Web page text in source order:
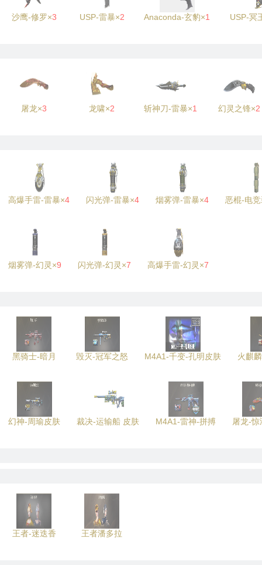
沙鹰-修罗×3 USP-雷暴×2 Anaconda-玄豹×1 USP-冥
屠龙×3 龙啸×2 斩神刀-雷暴×1 幻灵之锋×2
高爆手雷-雷暴×4 闪光弹-雷暴×4 烟雾弹-雷暴×4 恶棍-电
烟雾弹-幻灵×9 闪光弹-幻灵×7 高爆手雷-幻灵×7
黑骑士-暗月 毁灭-冠军之怒 M4A1-千变-孔明皮肤 火麒
幻神-周瑜皮肤 裁决-运输船 皮肤 M4A1-雷神-拼搏 屠龙-
王者-迷迭香 王者潘多拉